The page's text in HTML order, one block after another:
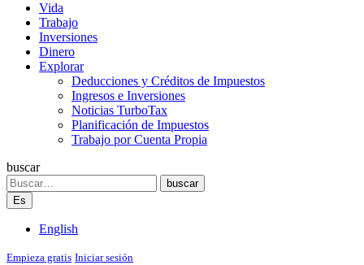
Vida
Trabajo
Inversiones
Dinero
Explorar
Deducciones y Créditos de Impuestos
Ingresos e Inversiones
Noticias TurboTax
Planificación de Impuestos
Trabajo por Cuenta Propia
buscar
Search
buscar
Es
English
Empieza gratis Iniciar sesión